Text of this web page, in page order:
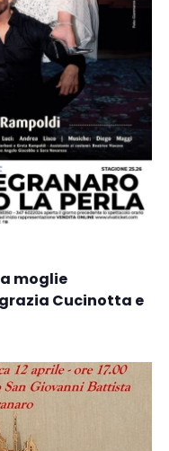
moglie
Cucinotta e